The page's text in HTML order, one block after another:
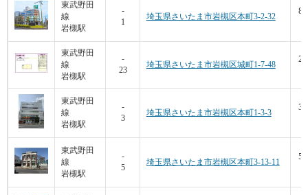
東武野田
線
岩槻駅
-
1
埼玉県さいたま市岩槻区本町3-2-32
東武野田
線
岩槻駅
-
23
埼玉県さいたま市岩槻区城町1-7-48
東武野田
線
岩槻駅
-
3
埼玉県さいたま市岩槻区本町1-3-3
東武野田
線
岩槻駅
-
5
埼玉県さいたま市岩槻区本町3-13-11